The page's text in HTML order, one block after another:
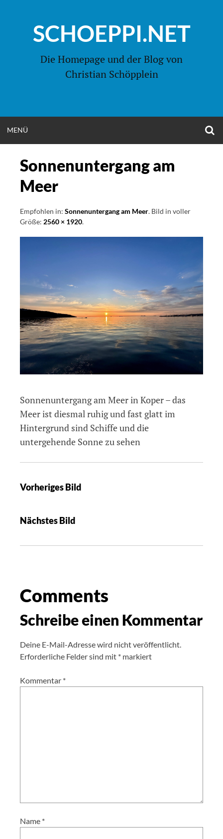
springenSCHOEPPI.NET
Die Homepage und der Blog von
Christian Schöpplein
MENÜ
Sonnenuntergang am
Meer
Empfohlen in: Sonnenuntergang am Meer. Bild in voller
Größe: 2560 × 1920.
Sonnenuntergang am Meer in Koper – das
Meer ist diesmal ruhig und fast glatt im
Hintergrund sind Schiffe und die
untergehende Sonne zu sehen
Vorheriges Bild
Nächstes Bild
Comments
Schreibe einen Kommentar
Deine E-Mail-Adresse wird nicht veröffentlicht.
Erforderliche Felder sind mit * markiert
Kommentar *
Name *